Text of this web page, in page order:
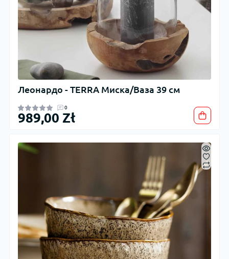
Леонардо - TERRA Миска/Ваза 39 см
0
989,00 Zł